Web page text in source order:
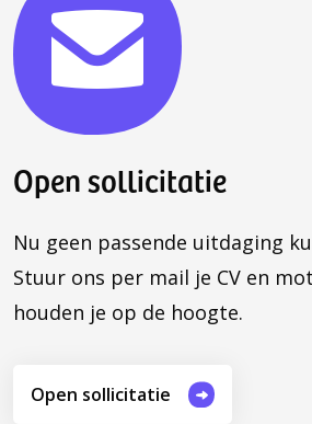
Open sollicitatie
Nu geen passende uitdaging
Stuur ons per mail je CV en
houden je op de hoogte.
Open sollicitatie